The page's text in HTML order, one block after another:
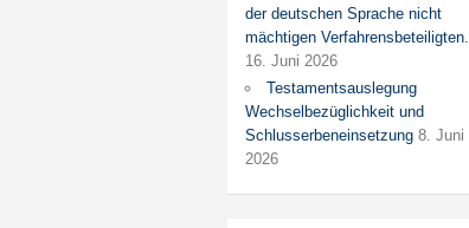
der deutschen Sprache nicht
mächtigen Verfahrensbeteiligten.
16. Juni 2026
Testamentsauslegung
Wechselbezüglichkeit und
Schlusserbeneinsetzung 8. Juni
2026